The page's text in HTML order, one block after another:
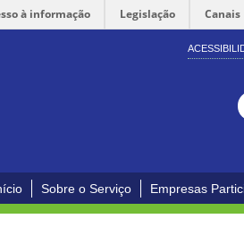
à informação Legislação Canais
Sobre o Serviço Empresas